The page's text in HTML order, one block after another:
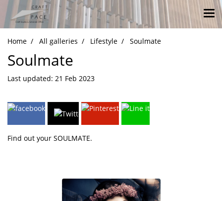
Home All galleries Lifestyle Soulmate
Soulmate
Last updated: 21 Feb 2023
Find out your SOULMATE.